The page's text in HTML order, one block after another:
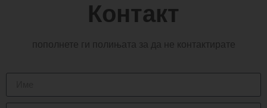
Контакт
пополнете ги полињата за да не контактирате